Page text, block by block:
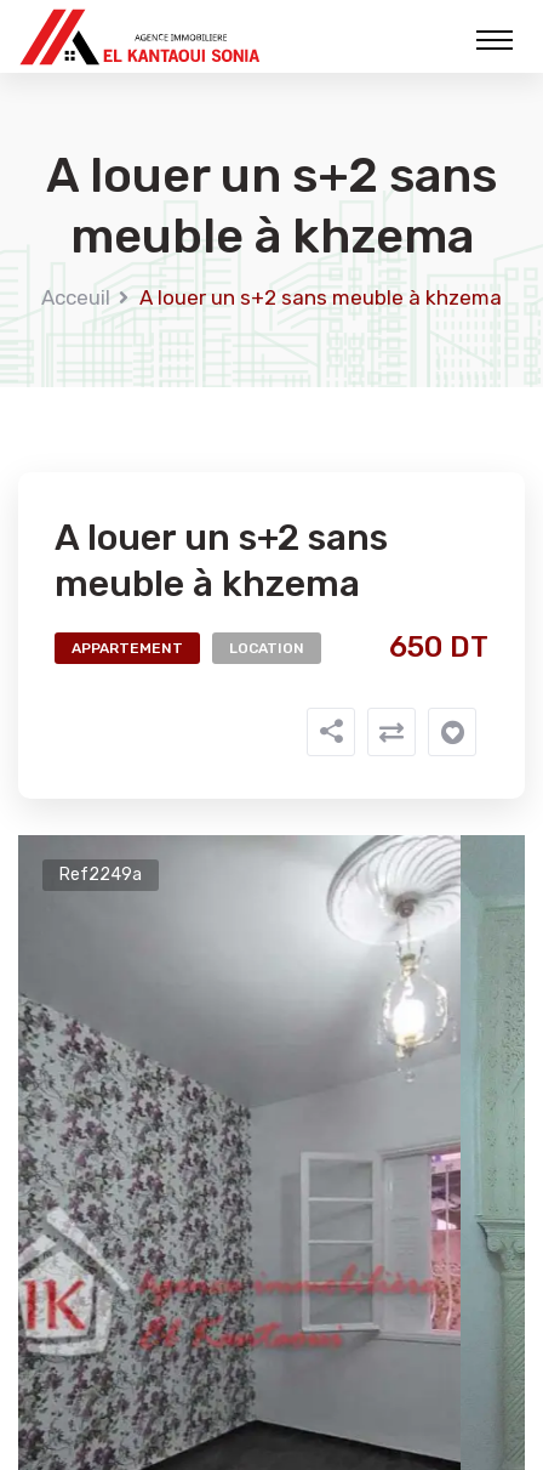
A louer un s+2 sans
meuble à khzema
Acceuil A louer un s+2 sans meuble à khzema
A louer un s+2 sans
meuble à khzema
APPARTEMENT LOCATION 650 DT
Ref2249a